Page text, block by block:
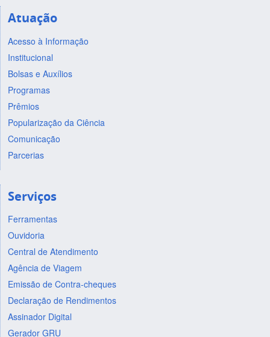
Atuação
Acesso à Informação
Institucional
Bolsas e Auxílios
Programas
Prêmios
Popularização da Ciência
Comunicação
Parcerias
Serviços
Ferramentas
Ouvidoria
Central de Atendimento
Agência de Viagem
Emissão de Contra-cheques
Declaração de Rendimentos
Assinador Digital
Gerador GRU